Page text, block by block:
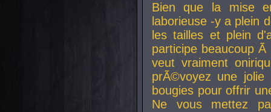
Bien que la mise
laborieuse -y a plein
les tailles et plein
participe beaucoup
veut vraiment
prÃ©voyez une
bougies pour offrir
Ne vous mettez